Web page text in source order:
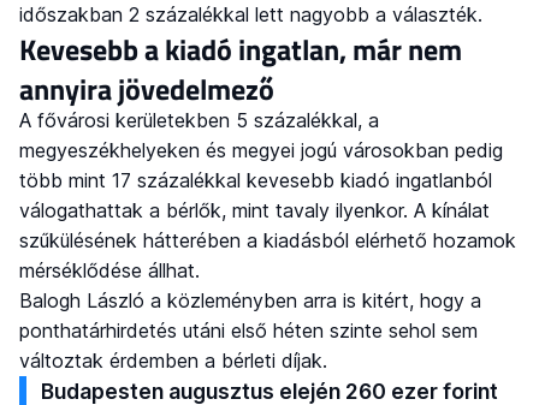
időszakban 2 százalékkal lett nagyobb a választék.
Kevesebb a kiadó ingatlan, már nem
annyira jövedelmező
A fővárosi kerületekben 5 százalékkal, a
megyeszékhelyeken és megyei jogú városokban pedig
több mint 17 százalékkal kevesebb kiadó ingatlanból
válogathattak a bérlők, mint tavaly ilyenkor. A kínálat
szűkülésének hátterében a kiadásból elérhető hozamok
mérséklődése állhat.
Balogh László a közleményben arra is kitért, hogy a
ponthatárhirdetés utáni első héten szinte sehol sem
változtak érdemben a bérleti díjak.
Budapesten augusztus elején 260 ezer forint